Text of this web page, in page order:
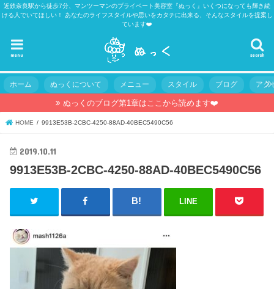
近鉄奈良駅から徒歩7分、マンツーマンのプライベート美容室『ぬっく』いくつになっても輝き続
ける人でいてほしい！ あなたのライフスタイルや思いをカタチに出来る、そんなスタイルを提案し
ています❤️
search
menu
ホーム ぬっくについて メニュー スタイル ブログ アク
ぬっくのブログ第1章はここから読めます❤️
HOME 9913E53B-2CBC-4250-88AD-40BEC5490C56
2019.10.11
9913E53B-2CBC-4250-88AD-40BEC5490C56
LINE